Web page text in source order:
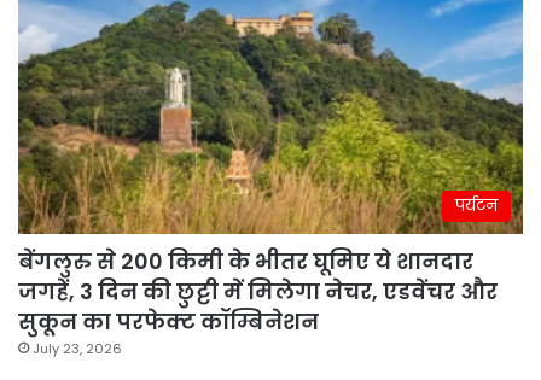
पर्यटन
बेंगलुरु से 200 किमी के भीतर घूमिए ये शानदार
जगहें, 3 दिन की छुट्टी में मिलेगा नेचर, एडवेंचर और
सुकून का परफेक्ट कॉम्बिनेशन
July 23, 2026